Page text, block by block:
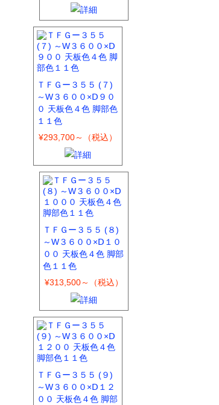
ＴＦＧー３５５ (７)
～W３６００×Ⅾ９０
０ 天板色４色 脚部色
１１色
¥293,700～（税込）
ＴＦＧー３５５ (８)
～W３６００×Ⅾ１０
００ 天板色４色 脚部
色１１色
¥313,500～（税込）
ＴＦＧー３５５ (９)
～W３６００×Ⅾ１２
００ 天板色４色 脚部